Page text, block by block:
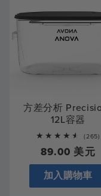
方差分析
12L容器
(265)
正
常
價
89.00 美元
加入購物車